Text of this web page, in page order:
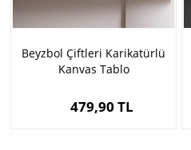
Beyzbol Çiftleri Karikatürlü
Kanvas Tablo
479,90 TL